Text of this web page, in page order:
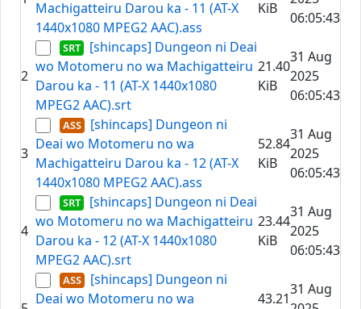
Machigatteiru Darou ka - 11 (AT-X
1440x1080 MPEG2 AAC).ass
KiB
06:05:43
2
[shincaps] Dungeon ni Deai
wo Motomeru no wa Machigatteiru
Darou ka - 11 (AT-X 1440x1080
MPEG2 AAC).srt
21.40
KiB
31 Aug
2025
06:05:43
3
[shincaps] Dungeon ni
Deai wo Motomeru no wa
Machigatteiru Darou ka - 12 (AT-X
1440x1080 MPEG2 AAC).ass
52.84
KiB
31 Aug
2025
06:05:43
4
[shincaps] Dungeon ni Deai
wo Motomeru no wa Machigatteiru
Darou ka - 12 (AT-X 1440x1080
MPEG2 AAC).srt
23.44
KiB
31 Aug
2025
06:05:43
[shincaps] Dungeon ni
Deai wo Motomeru no wa
43.21
31 Aug